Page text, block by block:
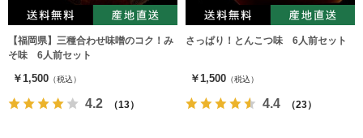
【福岡県】三種合わせ味噌のコク！み
そ味 6人前セット
￥1,500 （税込）
4.2 （13）
さっぱり！とんこつ味 6人前セット
￥1,500 （税込）
4.4 （23）